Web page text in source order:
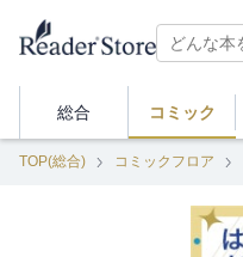
総合 コミック
TOP(総合) コミックフロア